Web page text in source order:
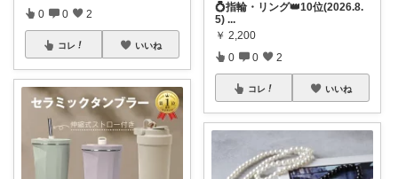
0 0 2
コレ いいね
💍指輪・リング👑10位(2026.8.
5) ...
￥ 2,200
0 0 2
コレ いいね